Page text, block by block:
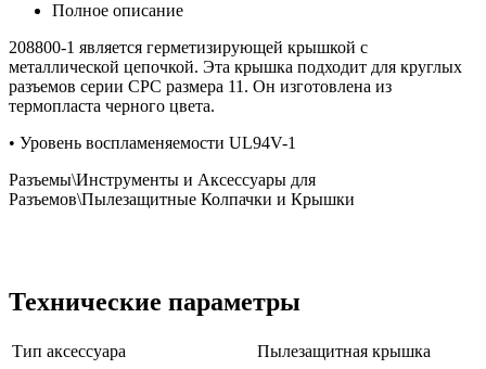
Полное описание
208800-1 является герметизирующей крышкой с
металлической цепочкой. Эта крышка подходит для круглых
разъемов серии CPC размера 11. Он изготовлена из
термопласта черного цвета.
• Уровень воспламеняемости UL94V-1
Разъемы\Инструменты и Аксессуары для
Разъемов\Пылезащитные Колпачки и Крышки
Технические параметры
Тип аксессуара
Пылезащитная крышка